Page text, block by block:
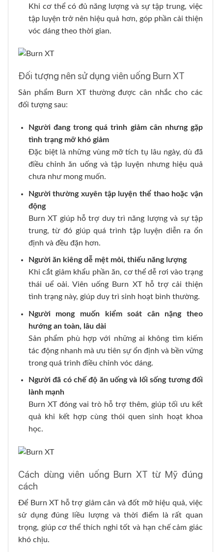
Khi cơ thể có đủ năng lượng và sự tập trung, việc
tập luyện trở nên hiệu quả hơn, góp phần cải thiện
vóc dáng theo thời gian.
Đối tượng nên sử dụng viên uống Burn XT
Sản phẩm Burn XT thường được cân nhắc cho các
đối tượng sau:
Người đang trong quá trình giảm cân nhưng gặp
tình trạng mỡ khó giảm
Đặc biệt là những vùng mỡ tích tụ lâu ngày, dù đã
điều chỉnh ăn uống và tập luyện nhưng hiệu quả
chưa như mong muốn.
Người thường xuyên tập luyện thể thao hoặc vận
động
Burn XT giúp hỗ trợ duy trì năng lượng và sự tập
trung, từ đó giúp quá trình tập luyện diễn ra ổn
định và đều đặn hơn.
Người ăn kiêng dễ mệt mỏi, thiếu năng lượng
Khi cắt giảm khẩu phần ăn, cơ thể dễ rơi vào trạng
thái uể oải. Viên uống Burn XT hỗ trợ cải thiện
tình trạng này, giúp duy trì sinh hoạt bình thường.
Người mong muốn kiểm soát cân nặng theo
hướng an toàn, lâu dài
Sản phẩm phù hợp với những ai không tìm kiếm
tác động nhanh mà ưu tiên sự ổn định và bền vững
trong quá trình điều chỉnh vóc dáng.
Người đã có chế độ ăn uống và lối sống tương đối
lành mạnh
Burn XT đóng vai trò hỗ trợ thêm, giúp tối ưu kết
quả khi kết hợp cùng thói quen sinh hoạt khoa
học.
Cách dùng viên uống Burn XT từ Mỹ đúng
cách
Để Burn XT hỗ trợ giảm cân và đốt mỡ hiệu quả, việc
sử dụng đúng liều lượng và thời điểm là rất quan
trọng, giúp cơ thể thích nghi tốt và hạn chế cảm giác
khó chịu.